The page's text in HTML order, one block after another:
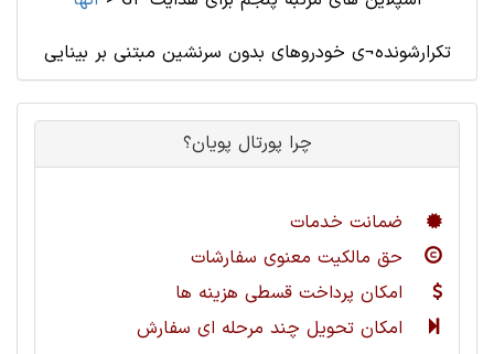
تکرارشونده¬ی خودروهای بدون سرنشین مبتنی بر بینایی
چرا پورتال پویان؟
ضمانت خدمات
حق مالکیت معنوی سفارشات
امکان پرداخت قسطی هزینه ها
امکان تحویل چند مرحله ای سفارش